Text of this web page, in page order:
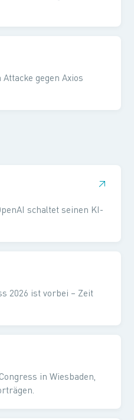
gegen Axios
↗
schaltet seinen KI-
2026 ist vorbei – Zeit
in Wiesbaden,